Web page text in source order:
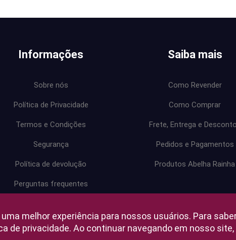
melhor experiência para nossos usuários. Para
de privacidade. Ao continuar navegando em nosso
Informações
Sobre nós
Política de Privacidade
Termos e Condições
Segurança
Política de devolução
Perguntas frequentes
Saiba mais
Como Revender
Como Comprar
Frete, Entrega e
Pedidos e Pagamentos
Produtos Abelha Rainha